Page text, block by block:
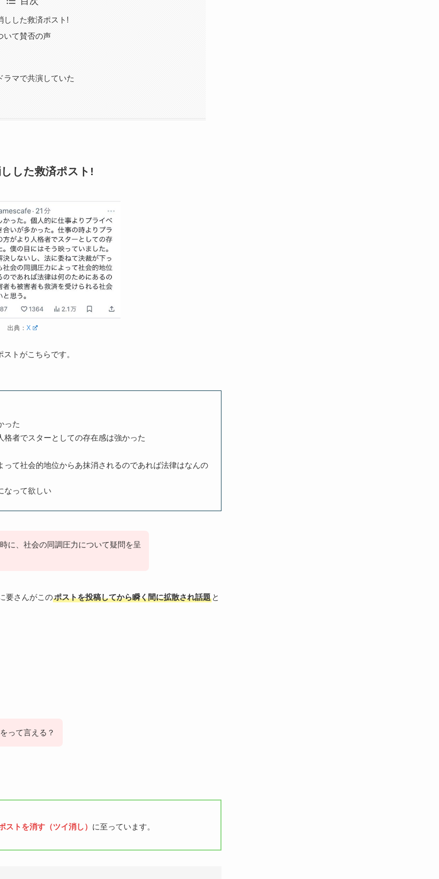
しした救済ポスト!
いて賛否の声
ラマで共演していた
した救済ポスト!
出典：X
トがこちらです。
った
者でスターとしての存在感は強かった
て社会的地位からあ抹消されるのであれば法律はなんの
なって欲しい
に、社会の同調圧力について疑問を呈
要さんがこのポストを投稿してから瞬く間に拡散され話題 と
って言える？
ストを消す（ツイ消し） に至っています。